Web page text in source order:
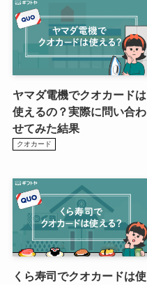
ヤマダ電機でクオカードは
使えるの？実際に問い合わ
せてみた結果
クオカード
くら寿司でクオカードは使